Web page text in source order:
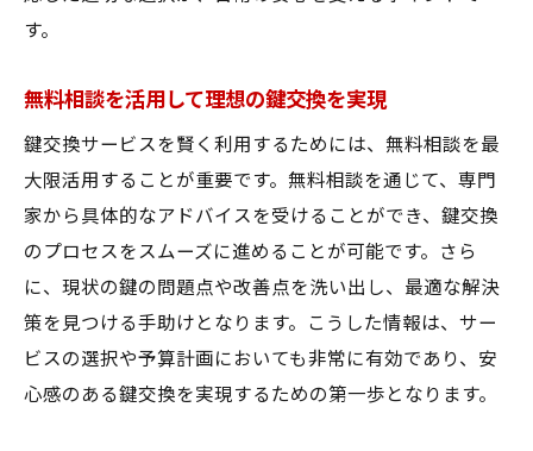
す。
無料相談を活用して理想の鍵交換を実現
鍵交換サービスを賢く利用するためには、無料相談を最
大限活用することが重要です。無料相談を通じて、専門
家から具体的なアドバイスを受けることができ、鍵交換
のプロセスをスムーズに進めることが可能です。さら
に、現状の鍵の問題点や改善点を洗い出し、最適な解決
策を見つける手助けとなります。こうした情報は、サー
ビスの選択や予算計画においても非常に有効であり、安
心感のある鍵交換を実現するための第一歩となります。